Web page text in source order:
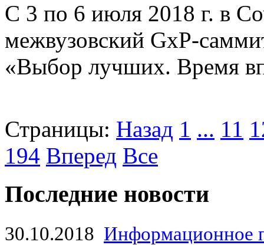
С 3 по 6 июля 2018 г. в
межвузовский GxP-
«Выбор лучших. Время
Страницы: Назад 1 ... 11
194 Вперед Все
Последние новости
30.10.2018 Информационное